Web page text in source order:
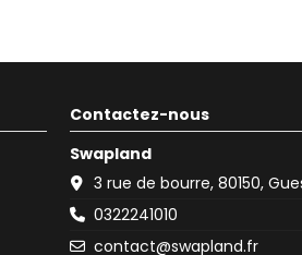
Contactez-nous
Swapland
3 rue de bourre, 80150,
0322241010
contact@swapland.fr